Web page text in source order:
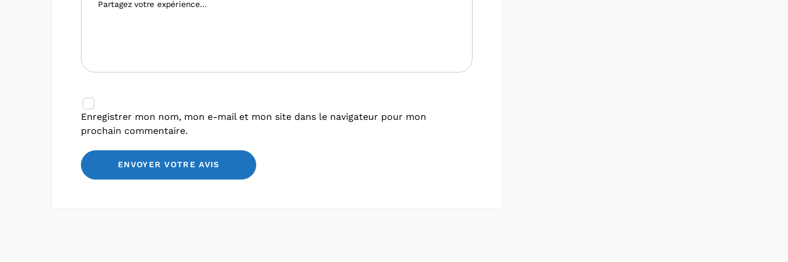
Enregistrer mon nom, mon e-mail et mon site dans le navigateur pour mon
prochain commentaire.